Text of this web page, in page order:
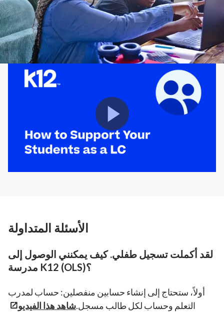
شاهد الفيديو لتتعرف على أفضل السبل
لدعم طالبك.
الأسئلة المتداولة
لقد أكملت تسجيل طفلي. كيف يمكنني الوصول إلى
مدرسة K12 (OLS)؟
أولاً، ستحتاج إلى إنشاء حسابين منفصلين: حساب لمدرب
التعلم وحساب لكل طالب مسجل.شاهد هذا الفيديو